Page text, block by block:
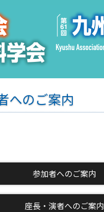
へのご案内
参加者へのご案内
座長・演者へのご案内